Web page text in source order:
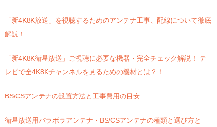
「新4K8K放送」を視聴するためのアンテナ工事、配線について徹底
解説！
「新4K8K衛星放送」ご視聴に必要な機器・完全チェック解説！ テ
レビで全4K8Kチャンネルを見るための機材とは？！
BS/CSアンテナの設置方法と工事費用の目安
衛星放送用バラボラアンテナ・BS/CSアンテナの種類と選び方と